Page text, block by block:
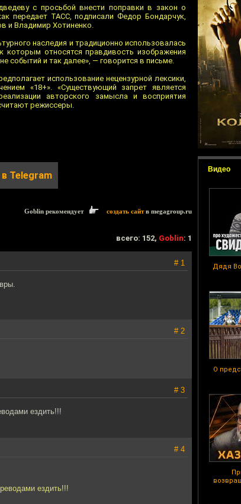
Видео
Дядя
О
с просьбой внести поправки в закон о
передает ТАСС, подписали Федор Бондарчук,
и Владимир Хотиненко.
наследия и традиционно использовалась
которым относятся правдивость изображения
событий и так далее», — говорится в письме.
использование нецензурной лексики,
«18+». «Существующий запрет является
авторского замысла и восприятия
режиссеры.
в Telegram
Goblin рекомендует создать сайтв megagroup.ru
всего: 152, Goblin: 1
# 1
# 2
# 3
ездить!!!
# 4
ездить!!!